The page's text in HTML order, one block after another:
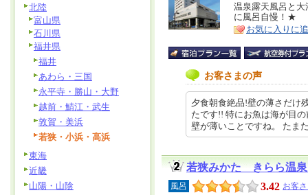
リ
ア
特
徴
温泉露天風呂と
に風呂自慢！★
お気に入りに
お客さまの声
夕食朝食絶品!壁の薄さだけ
たです!! 特にお魚は海が目
壁が薄いことですね。 た
若狭みかた きらら温
風呂 3.42 お客
北陸
富山県
石川県
福井県
福井
あわら・三国
永平寺・勝山・大野
越前・鯖江・武生
敦賀・美浜
若狭・小浜・高浜
東海
近畿
山陽・山陰